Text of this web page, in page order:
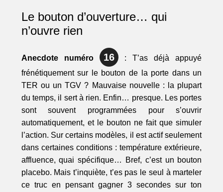
Le bouton d’ouverture… qui
n’ouvre rien
Anecdote numéro 16 : T’as déjà appuyé
frénétiquement sur le bouton de la porte dans un
TER ou un TGV ? Mauvaise nouvelle : la plupart
du temps, il sert à rien. Enfin… presque. Les portes
sont souvent programmées pour s’ouvrir
automatiquement, et le bouton ne fait que simuler
l’action. Sur certains modèles, il est actif seulement
dans certaines conditions : température extérieure,
affluence, quai spécifique… Bref, c’est un bouton
placebo. Mais t’inquiète, t’es pas le seul à marteler
ce truc en pensant gagner 3 secondes sur ton